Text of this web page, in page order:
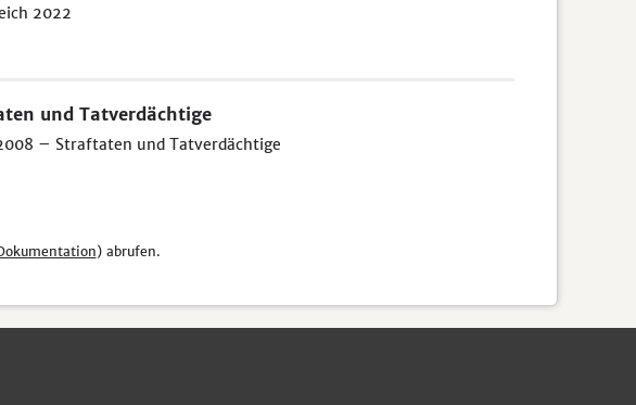
2022
und Tatverdächtige
– Straftaten und Tatverdächtige
) abrufen.